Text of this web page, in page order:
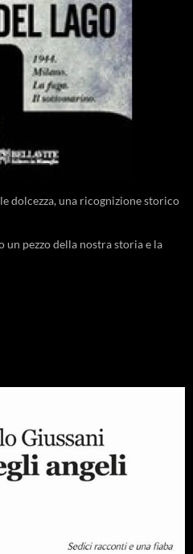
dolcezza, una ricognizione storico
un pezzo della nostra storia e la